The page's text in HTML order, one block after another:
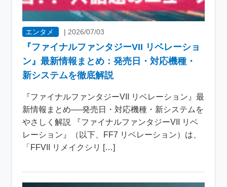
エンタメ | 2026/07/03
『ファイナルファンタジーVII リベレーショ
ン』最新情報まとめ：発売日・対応機種・
新システムを徹底解説
『ファイナルファンタジーVII リベレーション』最
新情報まとめ──発売日・対応機種・新システムを
やさしく解説 『ファイナルファンタジーVII リベ
レーション』（以下、FF7 リベレーション）は、
「FFVII リメイクシリ […]